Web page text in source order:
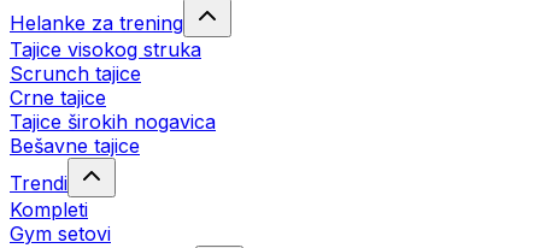
Helanke za trening
Tajice visokog struka
Scrunch tajice
Crne tajice
Tajice širokih nogavica
Bešavne tajice
Trendi
Kompleti
Gym setovi